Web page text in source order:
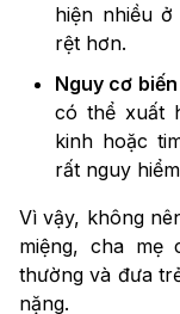
hiện nhiều
rệt hơn.
Nguy cơ
có thể xuất
kinh hoặc
rất nguy
Vì vậy, không
miệng, cha mẹ
thường và đưa
nặng.